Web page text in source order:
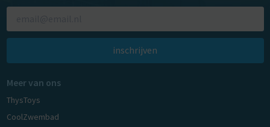
inschrijven
Meer van ons
ThysToys
CoolZwembad